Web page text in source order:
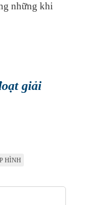
những khi
giải
HÌNH